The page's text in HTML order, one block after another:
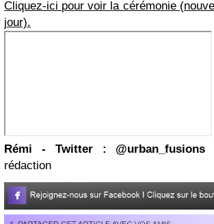
Cliquez-ici pour voir la cérémonie
jour).
Rémi - Twitter : @urban_fusions
rédaction